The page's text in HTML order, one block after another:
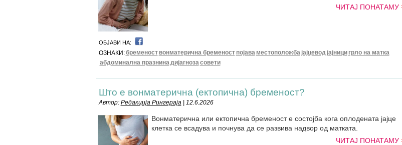
ЧИТАЈ ПОНАТАМУ
ОБЈАВИ НА:
ОЗНАКИ:бременост вонматерична бременост појава местоположба јајцевод јајници грло на матка
абдоминална празнинадијагнозасовети
Што е вонматерична (ектопична) бременост?
Автор: Редакција Рингераја| 12.6.2026
Вонматерична или ектопична бременост е состојба кога оплодената јајце
клетка се всадува и почнува да се развива надвор од матката.
ЧИТАЈ ПОНАТАМУ